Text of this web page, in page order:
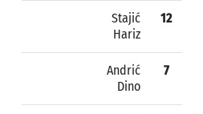
Stajić
Hariz
12
Andrić
Dino
7